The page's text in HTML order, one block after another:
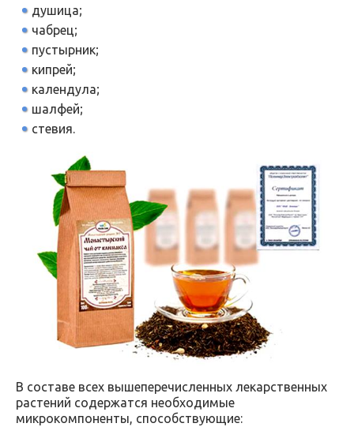
душица;
чабрец;
пустырник;
кипрей;
календула;
шалфей;
стевия.
В составе всех вышеперечисленных лекарственных
растений содержатся необходимые
микрокомпоненты, способствующие: